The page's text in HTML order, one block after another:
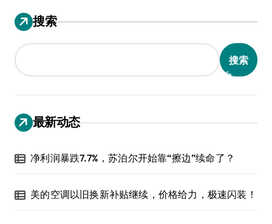
搜索
搜索
最新动态
净利润暴跌7.7%，苏泊尔开始靠“擦边”续命了？
美的空调以旧换新补贴继续，价格给力，极速闪装！